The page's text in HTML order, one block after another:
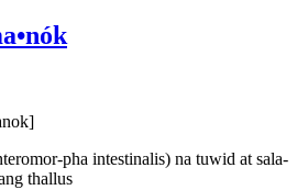
pha intestinalis) na tuwid at sala-
thallus